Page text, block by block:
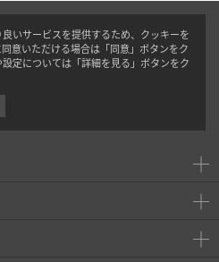
いサービスを提供するため、クッキーを
意いただける場合は「同意」ボタンをク
定については「詳細を見る」ボタンをク